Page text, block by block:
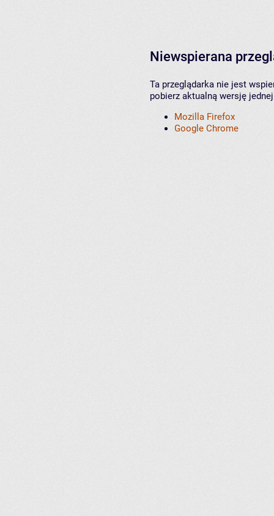
Niewspierana
Ta przeglądarka nie jest
pobierz aktualną wersję
Mozilla Firefox
Google Chrome